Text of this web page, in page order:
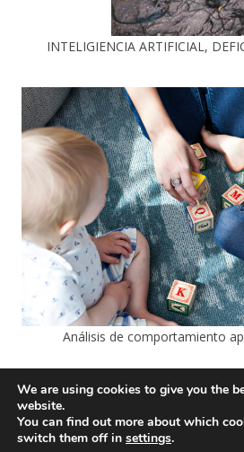
INTELIGIENCIA ARTIFICIAL,
Análisis de comportamiento
We are using cookies to give you the
website.
You can find out more about which
switch them off in settings.